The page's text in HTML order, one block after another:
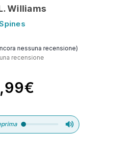
Williams
nessuna recensione)
recensione